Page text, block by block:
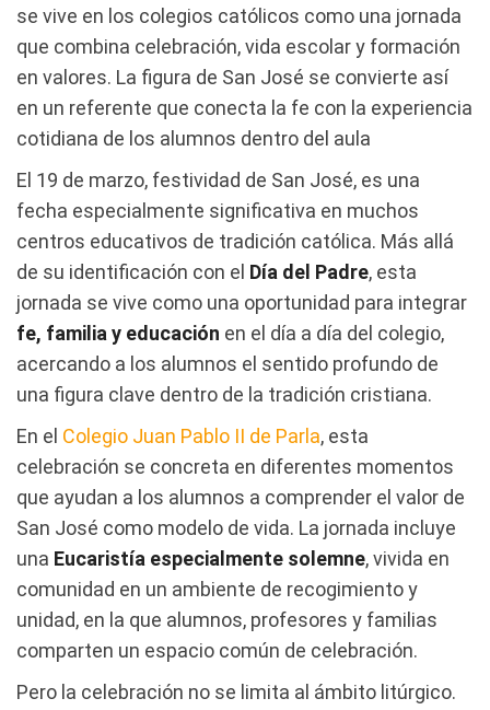
se vive en los colegios católicos como una jornada
que combina celebración, vida escolar y formación
en valores. La figura de San José se convierte así
en un referente que conecta la fe con la experiencia
cotidiana de los alumnos dentro del aula
El 19 de marzo, festividad de San José, es una
fecha especialmente significativa en muchos
centros educativos de tradición católica. Más allá
de su identificación con el Día del Padre, esta
jornada se vive como una oportunidad para integrar
fe, familia y educación en el día a día del colegio,
acercando a los alumnos el sentido profundo de
una figura clave dentro de la tradición cristiana.
En el Colegio Juan Pablo II de Parla, esta
celebración se concreta en diferentes momentos
que ayudan a los alumnos a comprender el valor de
San José como modelo de vida. La jornada incluye
una Eucaristía especialmente solemne, vivida en
comunidad en un ambiente de recogimiento y
unidad, en la que alumnos, profesores y familias
comparten un espacio común de celebración.
Pero la celebración no se limita al ámbito litúrgico.